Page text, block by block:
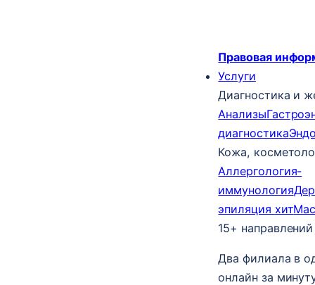
Правовая
Услуги
Диагностика и
Анализы
диагностика
Кожа,
Аллергология-
иммунология
эпиляция хит
15+
Два филиала в
онлайн за